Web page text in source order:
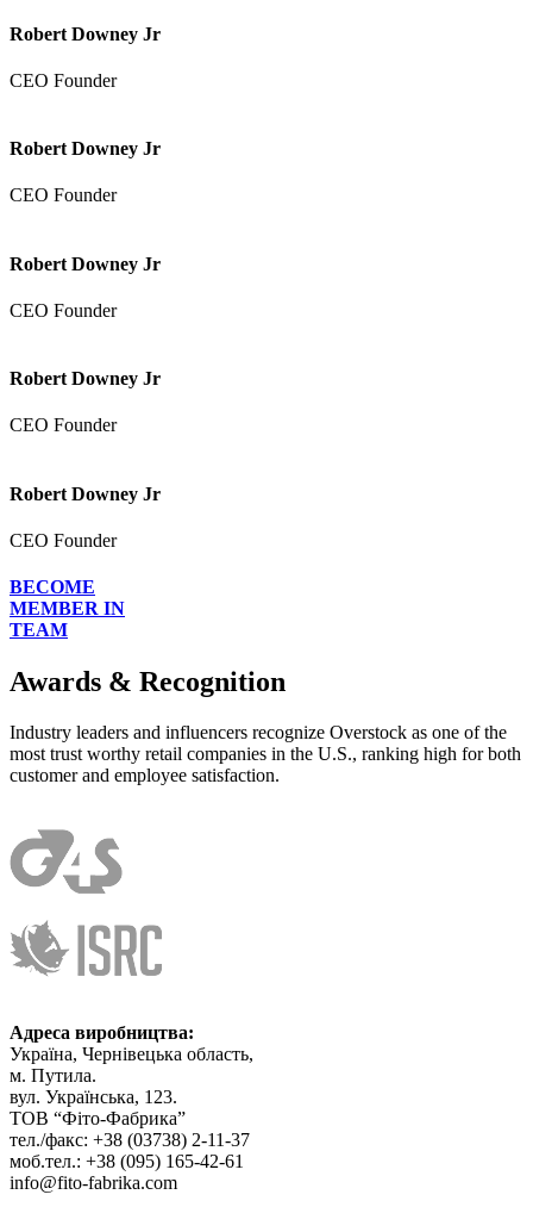
Robert Downey Jr
CEO Founder
Robert Downey Jr
CEO Founder
Robert Downey Jr
CEO Founder
Robert Downey Jr
CEO Founder
Robert Downey Jr
CEO Founder
BECOME
MEMBER IN
TEAM
Awards & Recognition
Industry leaders and influencers recognize Overstock as one of the
most trust worthy retail companies in the U.S., ranking high for both
customer and employee satisfaction.
Адреса виробництва:
Україна, Чернівецька область,
м. Путила.
вул. Українська, 123.
ТОВ “Фіто-Фабрика”
тел./факс: +38 (03738) 2-11-37
моб.тел.: +38 (095) 165-42-61
info@fito-fabrika.com